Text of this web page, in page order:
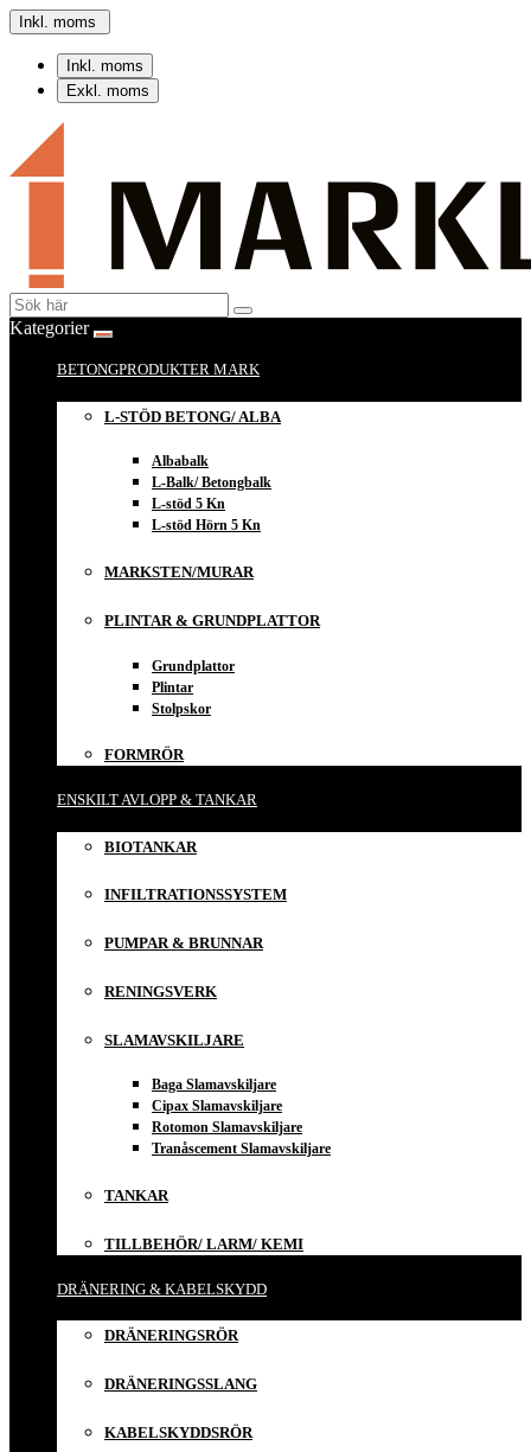
Inkl. moms
Inkl. moms
Exkl. moms
Kategorier
BETONGPRODUKTER MARK
L-STÖD BETONG/ ALBA
Albabalk
L-Balk/ Betongbalk
L-stöd 5 Kn
L-stöd Hörn 5 Kn
MARKSTEN/MURAR
PLINTAR & GRUNDPLATTOR
Grundplattor
Plintar
Stolpskor
FORMRÖR
ENSKILT AVLOPP & TANKAR
BIOTANKAR
INFILTRATIONSSYSTEM
PUMPAR & BRUNNAR
RENINGSVERK
SLAMAVSKILJARE
Baga Slamavskiljare
Cipax Slamavskiljare
Rotomon Slamavskiljare
Tranåscement Slamavskiljare
TANKAR
TILLBEHÖR/ LARM/ KEMI
DRÄNERING & KABELSKYDD
DRÄNERINGSRÖR
DRÄNERINGSSLANG
KABELSKYDDSRÖR